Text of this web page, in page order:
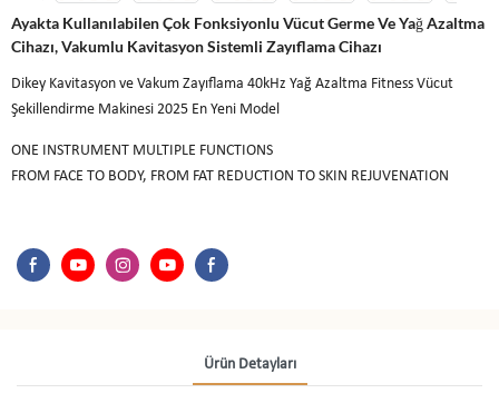
Ayakta Kullanılabilen Çok Fonksiyonlu Vücut Germe Ve Yağ Azaltma
Cihazı, Vakumlu Kavitasyon Sistemli Zayıflama Cihazı
Dikey Kavitasyon ve Vakum Zayıflama 40kHz Yağ Azaltma Fitness Vücut
Şekillendirme Makinesi 2025 En Yeni Model
ONE INSTRUMENT MULTIPLE FUNCTIONS
FROM FACE TO BODY, FROM FAT REDUCTION TO SKIN REJUVENATION
Ürün Detayları